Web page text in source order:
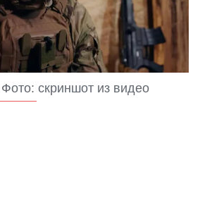
скриншот из видео